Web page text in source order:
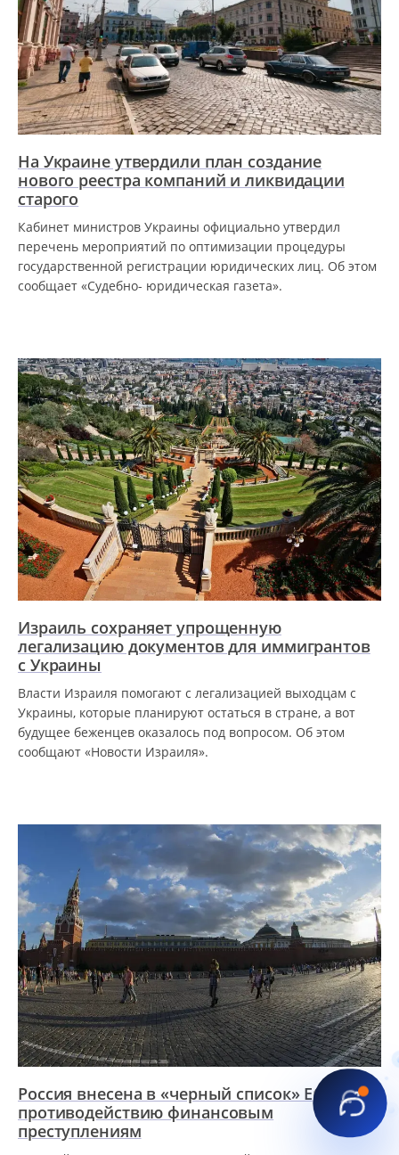
На Украине утвердили план создание
нового реестра компаний и ликвидации
старого
Кабинет министров Украины официально утвердил
перечень мероприятий по оптимизации процедуры
государственной регистрации юридических лиц. Об этом
сообщает «Судебно- юридическая газета».
Израиль сохраняет упрощенную
легализацию документов для иммигрантов
с Украины
Власти Израиля помогают с легализацией выходцам с
Украины, которые планируют остаться в стране, а вот
будущее беженцев оказалось под вопросом. Об этом
сообщают «Новости Израиля».
Россия внесена в «черный список» ЕС по
противодействию финансовым
преступлениям